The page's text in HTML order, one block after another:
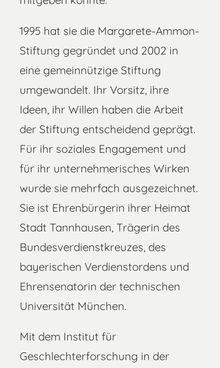
1995 hat sie die Margarete-Ammon-
Stiftung gegründet und 2002 in
eine gemeinnützige Stiftung
umgewandelt. Ihr Vorsitz, ihre
Ideen, ihr Willen haben die Arbeit
der Stiftung entscheidend geprägt.
Für ihr soziales Engagement und
für ihr unternehmerisches Wirken
wurde sie mehrfach ausgezeichnet.
Sie ist Ehrenbürgerin ihrer Heimat
Stadt Tannhausen, Trägerin des
Bundesverdienstkreuzes, des
bayerischen Verdienstordens und
Ehrensenatorin der technischen
Universität München.
Mit dem Institut für
Geschlechterforschung in der